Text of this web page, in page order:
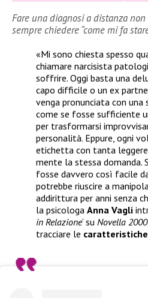
Fare una diagnosi a distanza
sempre chiedere “come mi fa
«Mi sono chiesta spesso
chiamare narcisista
soffrire. Oggi basta una
capo difficile o un ex
venga pronunciata con una
come se fosse sufficiente
per trasformarsi
personalità. Eppure, ogni
etichetta con tanta
mente la stessa domanda.
fosse davvero così facile
potrebbe riuscire a
addirittura per anni senza
la psicologa Anna Vagli
in Relazione‘ su Novella 2000
tracciare le caratteristiche